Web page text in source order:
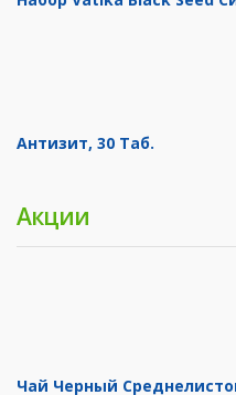
Антизит, 30 Таб.
Акции
Чай Черный